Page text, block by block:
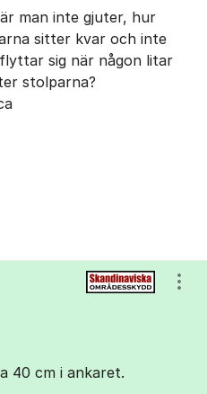
man inte gjuter, hur
sitter kvar och inte
sig när någon litar
stolparna?
40 cm i ankaret.